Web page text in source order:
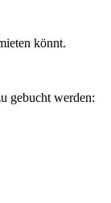
könnt.
gebucht werden: